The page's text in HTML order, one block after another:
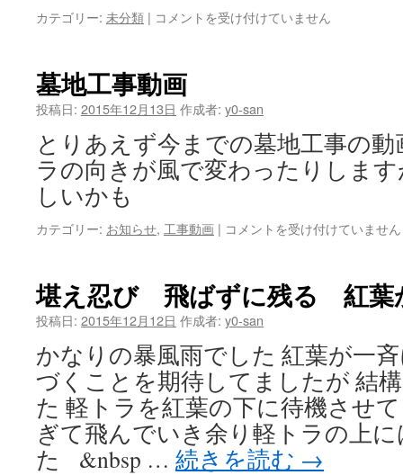
カテゴリー: 未分類 | 煤
コメントを受け付けていません
墓地工事動画
投稿日: 2015年12月13日 作成者: y0-san
とりあえず今までの墓地工事の
ラの向きが風で変わったりしま
しいかも
カテゴリー: お知らせ, 工事動画 | 墓
事
動
画
コメントを受け付けていません
堪え忍び 飛ばずに残る 紅葉
投稿日: 2015年12月12日 作成者: y0-san
かなりの暴風雨でした 紅葉が一
づくことを期待してましたが 結
た 軽トラを紅葉の下に待機させ
ぎて飛んでいき余り軽トラの上
た &nbsp … 続きを読む →